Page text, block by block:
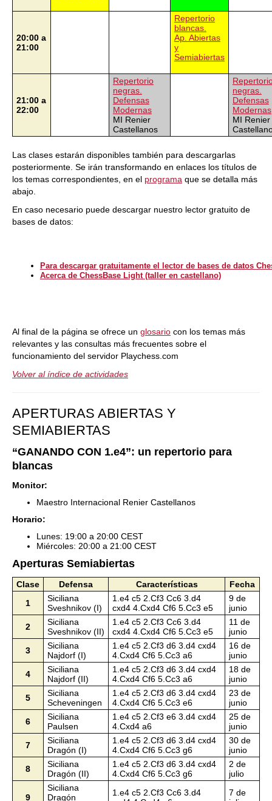
20:00 a
21:00
Repertorio
blancas.
Ap. Abiertas
y
Semiabiertas
21:00 a
22:00
Repertorio
negras.
Defensas
Modernas
MI Renier
Castellanos
negras.
Defensas
Modernas
MI Renier
Las clases estarán disponibles también para descargarlas
posteriormente. Se irán transformando en enlaces los títulos de
los temas correspondientes, en el programa que se detalla más
abajo.
En caso necesario puede descargar nuestro lector gratuito de
bases de datos:
Para descargar gratuitamente el lector de bases de datos
Acerca de ChessBase Light (taller en castellano)
Al final de la página se ofrece un glosario con los temas más
relevantes y las consultas más frecuentes sobre el
funcionamiento del servidor Playchess.com
Volver al índice de actividades
APERTURAS ABIERTAS Y
SEMIABIERTAS
“GANANDO CON 1.e4”: un repertorio para
blancas
Monitor:
Maestro Internacional Renier Castellanos
Horario:
Lunes: 19:00 a 20:00 CEST
Miércoles: 20:00 a 21:00 CEST
Aperturas Semiabiertas
Clase Defensa Características
Fecha
1
Siciliana
Sveshnikov (I)
1.e4 c5 2.Cf3 Cc6 3.d4
cxd4 4.Cxd4 Cf6 5.Cc3 e5
9 de
junio
2
Siciliana
Sveshnikov (II)
1.e4 c5 2.Cf3 Cc6 3.d4
cxd4 4.Cxd4 Cf6 5.Cc3 e5
11 de
junio
3
Siciliana
Najdorf (I)
1.e4 c5 2.Cf3 d6 3.d4 cxd4
4.Cxd4 Cf6 5.Cc3 a6
16 de
junio
4
Siciliana
Najdorf (II)
1.e4 c5 2.Cf3 d6 3.d4 cxd4
4.Cxd4 Cf6 5.Cc3 a6
18 de
junio
5
Siciliana
Scheveningen
1.e4 c5 2.Cf3 d6 3.d4 cxd4
4.Cxd4 Cf6 5.Cc3 e6
23 de
junio
6
Siciliana
Paulsen
1.e4 c5 2.Cf3 e6 3.d4 cxd4
4.Cxd4 a6
25 de
junio
7
Siciliana
Dragón (I)
1.e4 c5 2.Cf3 d6 3.d4 cxd4
4.Cxd4 Cf6 5.Cc3 g6
30 de
junio
8
Siciliana
Dragón (II)
1.e4 c5 2.Cf3 d6 3.d4 cxd4
4.Cxd4 Cf6 5.Cc3 g6
2 de
julio
9
Siciliana
Dragón
1.e4 c5 2.Cf3 Cc6 3.d4
7 de